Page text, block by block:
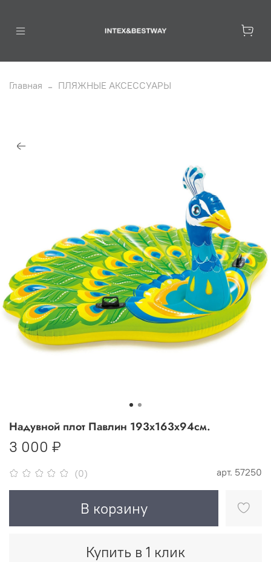
Главная ПЛЯЖНЫЕ АКСЕССУАРЫ
(0) арт. 57250
Надувной плот Павлин 193x163x94см.
3 000 ₽
В корзину
Купить в 1 клик